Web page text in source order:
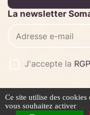
La newsletter
J'accepte la
Mentions légales
Ce site utilise des
vous souhaitez activer